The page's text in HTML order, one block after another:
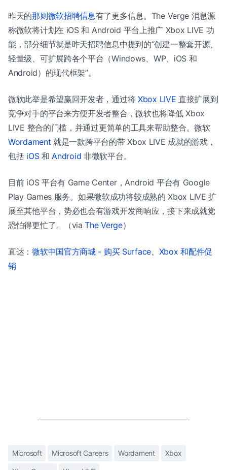
昨天的那则微软招聘信息有了更多信息。The Verge 消息源
称微软将计划在 iOS 和 Android 平台上推广 Xbox LIVE 功
能，部分细节就是昨天招聘信息中提到的“创建一整套开源、
轻量级、可扩展跨各个平台（Windows、WP、iOS 和
Android）的现代框架”。
微软此举是希望赢回开发者，通过将 Xbox LIVE 直接扩展到
竞争对手的平台来方便开发者整合，微软也将降低 Xbox
LIVE 整合的门槛，并通过更简单的工具来帮助整合。微软
Wordament 就是一款跨平台的带 Xbox LIVE 成就的游戏，
包括 iOS和Android 非微软平台。
目前 iOS 平台有 Game Center，Android 平台有 Google
Play Games 服务。如果微软成功将较成熟的 Xbox LIVE 扩
展至其他平台，势必也会有游戏开发商响应，接下来成就党
恐怕得更忙了。（viaThe Verge）
直达：微软中国官方商城 - 购买 Surface、Xbox 和配件促
销
Microsoft Microsoft Careers Wordament Xbox